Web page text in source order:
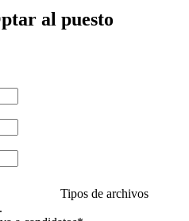
al puesto
Tipos de archivos